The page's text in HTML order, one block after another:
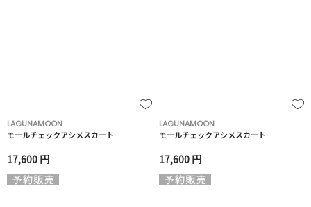
LAGUNAMOON
モールチェックアシメスカート
17,600 円
LAGUNAMOON
モールチェックアシメスカート
17,600 円